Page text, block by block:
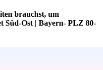
brauchst, um
Süd-Ost | Bayern- PLZ 80-